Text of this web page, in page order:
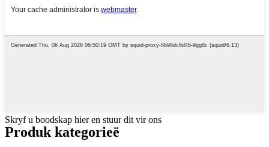
Skryf u boodskap hier en stuur dit vir ons
Produk kategorieë